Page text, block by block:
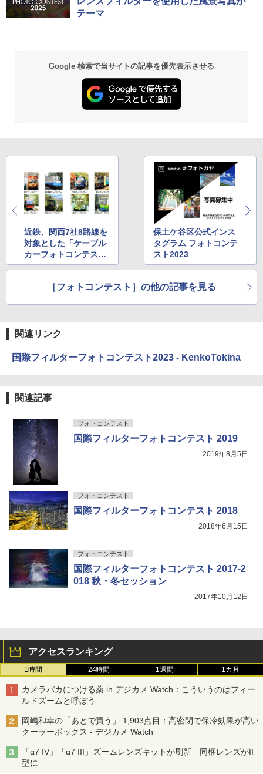
テーマ
Google 検索で当サイトの記事を優先表示させる
近鉄、関西7社8路線を
対象とした「ケーブル
カーフォトコンテス
ト」
保土ケ谷区公式インス
タグラム フォトコンテ
スト2023
［フォトコンテスト］の他の記事を見る
関連リンク
国際フィルターフォトコンテスト2023 - KenkoTokina
関連記事
フォトコンテスト
国際フィルターフォトコンテスト 2019
2019年8月5日
フォトコンテスト
国際フィルターフォトコンテスト 2018
2018年6月15日
フォトコンテスト
国際フィルターフォトコンテスト 2017-2
018 秋・冬セッション
2017年10月12日
アクセスランキング
1時間 24時間 1週間 1カ月
カメラバカにつける薬 in デジカメ Watch：こういうのはフィー
ルドズームと呼ぼう
岡嶋和幸の「あとで買う」 1,903点目：高密閉で保冷効果が高い
クーラーボックス - デジカメ Watch
「α7 IV」「α7 III」ズームレンズキットが刷新 同梱レンズがII
型に